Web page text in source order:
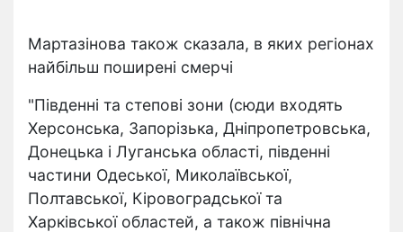
Мартазінова також сказала, в яких регіонах
найбільш поширені смерчі
"Південні та степові зони (сюди входять
Херсонська, Запорізька, Дніпропетровська,
Донецька і Луганська області, південні
частини Одеської, Миколаївської,
Полтавської, Кіровоградської та
Харківської областей, а також північна